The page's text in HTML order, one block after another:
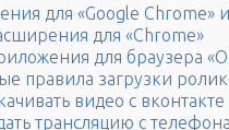
для «Google Chrome»
для «Chrome»
для браузера
правила загрузки
видео с вконтакте
трансляцию с телефона